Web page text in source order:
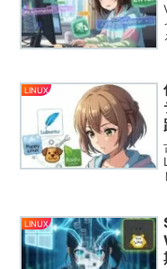
LINUX
LINUX